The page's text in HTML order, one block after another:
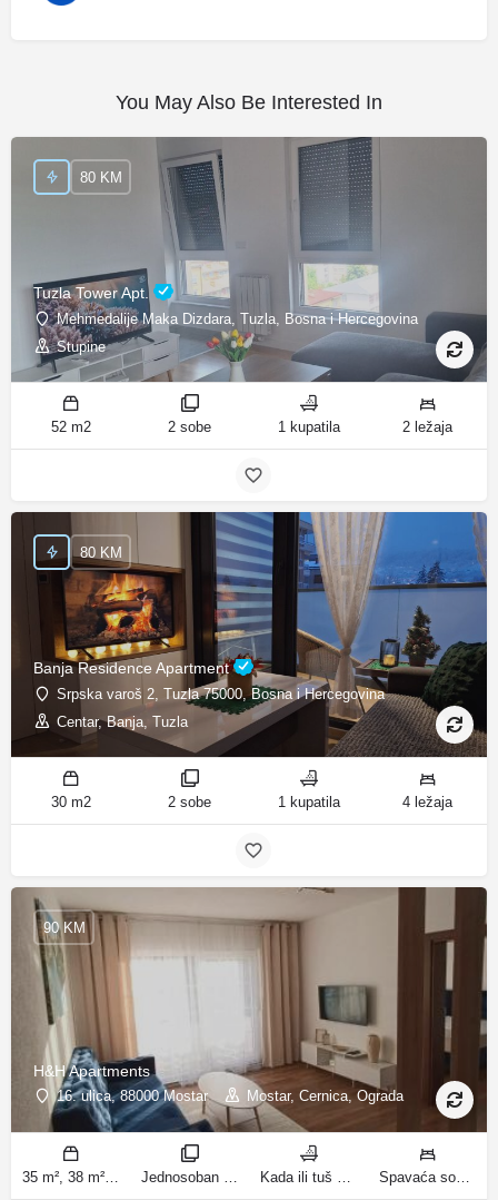
You May Also Be Interested In
Tuzla Tower Apt.
Mehmedalije Maka Dizdara, Tuzla, Bosna i Hercegovina
Stupine
80 KM
52 m2 2 sobe 1 kupatila 2 ležaja
Banja Residence Apartment
Srpska varoš 2, Tuzla 75000, Bosna i Hercegovina
Centar, Banja, Tuzla
80 KM
30 m2 2 sobe 1 kupatila 4 ležaja
H&H Apartments
16. ulica, 88000 Mostar Mostar, Cernica, Ograda
90 KM
35 m², 38 m² m2 Jednosoban stan sa balkonom, Apartman sobe Kada ili tuš kupatila Spavaća soba 1: 1 bračni krevet | Dnevni boravak: 1 kauč na razvlačenje | Spavaća soba 1: 3 kreveta za jednu osobu ležaja